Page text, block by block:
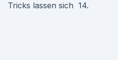
Tricks lassen sich 14.